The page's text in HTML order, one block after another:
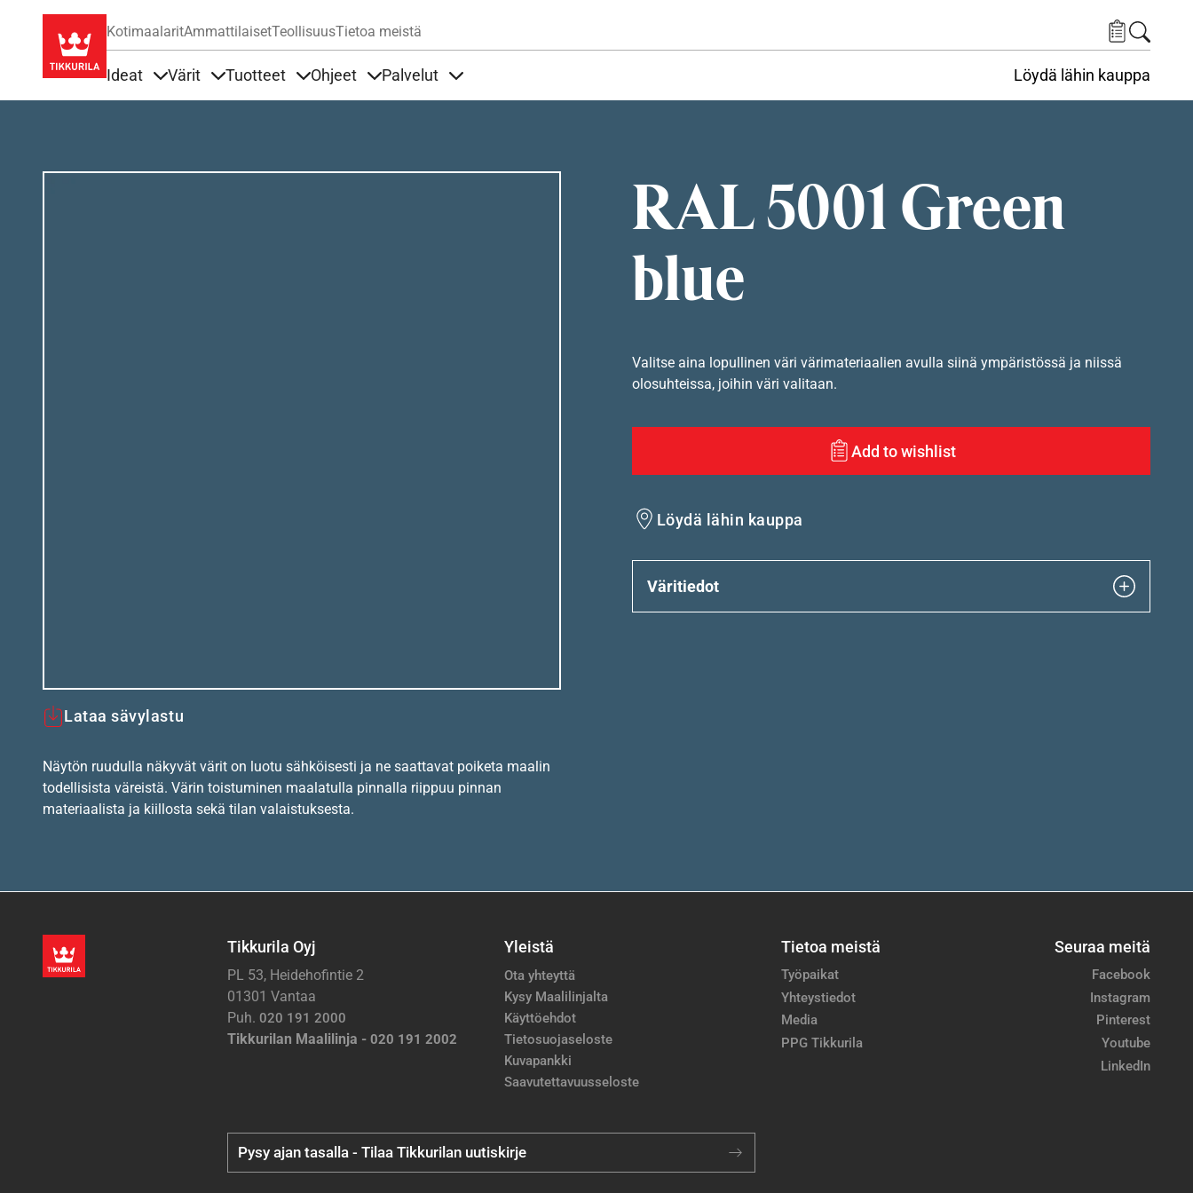
KotimaalaritAmmattilaisetTeollisuusTietoa meistä
Ideat Värit Tuotteet Ohjeet Palvelut Löydä lähin kauppa
RAL 5001 Green
blue
Lataa sävylastu
Näytön ruudulla näkyvät värit on luotu sähköisesti ja ne saattavat poiketa maalin
todellisista väreistä. Värin toistuminen maalatulla pinnalla riippuu pinnan
materiaalista ja kiillosta sekä tilan valaistuksesta.
Valitse aina lopullinen väri värimateriaalien avulla siinä ympäristössä ja niissä
olosuhteissa, joihin väri valitaan.
Add to wishlist
Löydä lähin kauppa
Väritiedot
Tikkurila Oyj
PL 53, Heidehofintie 2
01301 Vantaa
Puh. 020 191 2000
Tikkurilan Maalilinja - 020 191 2002
Yleistä
Ota yhteyttä
Kysy Maalilinjalta
Käyttöehdot
Tietosuojaseloste
Kuvapankki
Saavutettavuusseloste
Tietoa meistä
Työpaikat
Yhteystiedot
Media
PPG Tikkurila
Seuraa meitä
Facebook
Instagram
Pinterest
Youtube
LinkedIn
Pysy ajan tasalla - Tilaa Tikkurilan uutiskirje